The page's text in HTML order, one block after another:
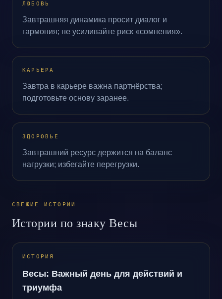
ЛЮБОВЬ
Завтрашняя динамика просит диалог и
гармония; не усиливайте риск «сомнения».
КАРЬЕРА
Завтра в карьере важна партнёрства;
подготовьте основу заранее.
ЗДОРОВЬЕ
Завтрашний ресурс держится на баланс
нагрузки; избегайте перегрузки.
СВЕЖИЕ ИСТОРИИ
Истории по знаку Весы
ИСТОРИЯ
Весы: Важный день для действий и
триумфа